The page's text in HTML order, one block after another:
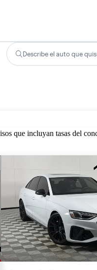
Describe el auto que
que incluyan tasas del
este Aviso